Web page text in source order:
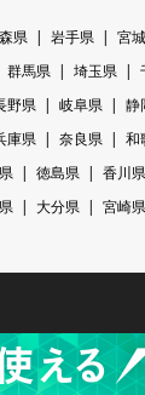
県 岩手県 宮
群馬県 埼玉県
野県 岐阜県 静
庫県 奈良県 和
徳島県 香川県
大分県 宮崎県